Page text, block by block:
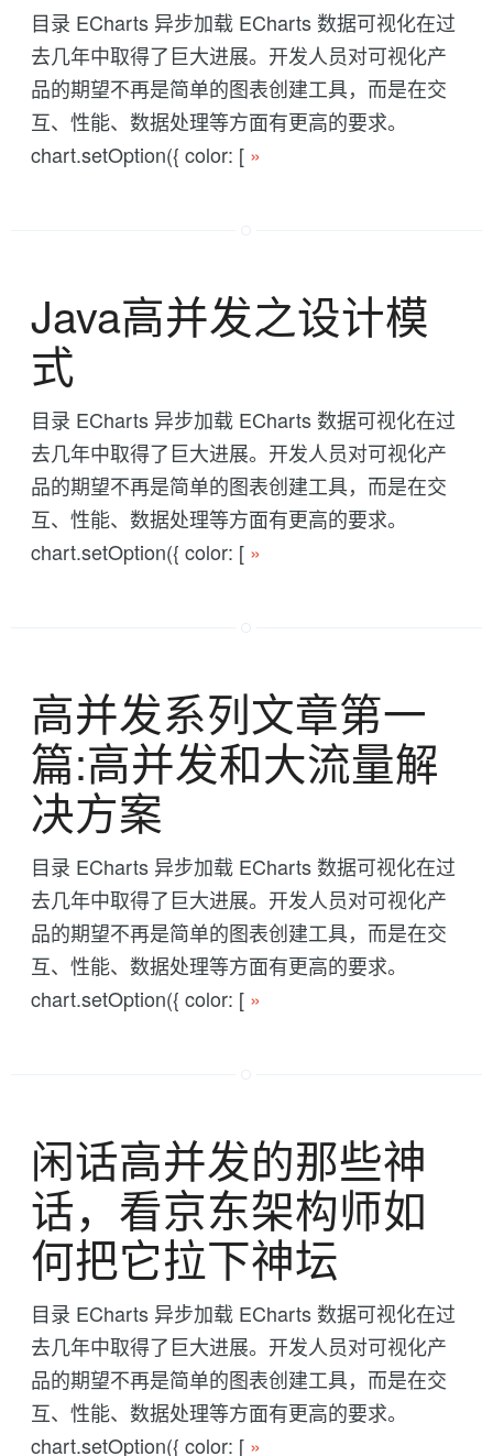
目录 ECharts 异步加载 ECharts 数据可视化在过
去几年中取得了巨大进展。开发人员对可视化产
品的期望不再是简单的图表创建工具，而是在交
互、性能、数据处理等方面有更高的要求。
chart.setOption({ color: [ »
Java高并发之设计模
式
目录 ECharts 异步加载 ECharts 数据可视化在过
去几年中取得了巨大进展。开发人员对可视化产
品的期望不再是简单的图表创建工具，而是在交
互、性能、数据处理等方面有更高的要求。
chart.setOption({ color: [ »
高并发系列文章第一
篇:高并发和大流量解
决方案
目录 ECharts 异步加载 ECharts 数据可视化在过
去几年中取得了巨大进展。开发人员对可视化产
品的期望不再是简单的图表创建工具，而是在交
互、性能、数据处理等方面有更高的要求。
chart.setOption({ color: [ »
闲话高并发的那些神
话，看京东架构师如
何把它拉下神坛
目录 ECharts 异步加载 ECharts 数据可视化在过
去几年中取得了巨大进展。开发人员对可视化产
品的期望不再是简单的图表创建工具，而是在交
互、性能、数据处理等方面有更高的要求。
chart.setOption({ color: [ »